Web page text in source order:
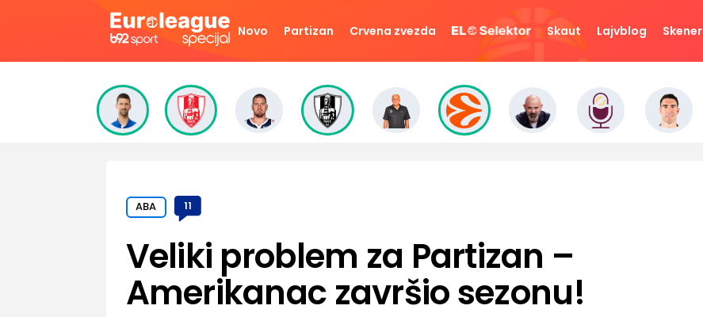
Novo Partizan Crvena zvezda Skaut Lajvblog Skener
ABA 11
Veliki problem za Partizan –
Amerikanac završio sezonu!